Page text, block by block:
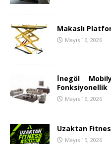
Makaslı
Mayıs 16, 2026
İnegöl
Fonksiyonellik
Mayıs 16, 2026
Uzaktan
Mayıs 15, 2026